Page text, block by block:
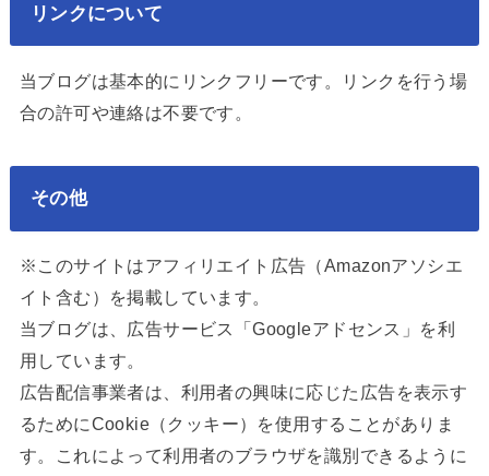
リンクについて
当ブログは基本的にリンクフリーです。リンクを行う場
合の許可や連絡は不要です。
その他
※このサイトはアフィリエイト広告（Amazonアソシエ
イト含む）を掲載しています。
当ブログは、広告サービス「Googleアドセンス」を利
用しています。
広告配信事業者は、利用者の興味に応じた広告を表示す
るためにCookie（クッキー）を使用することがありま
す。これによって利用者のブラウザを識別できるように